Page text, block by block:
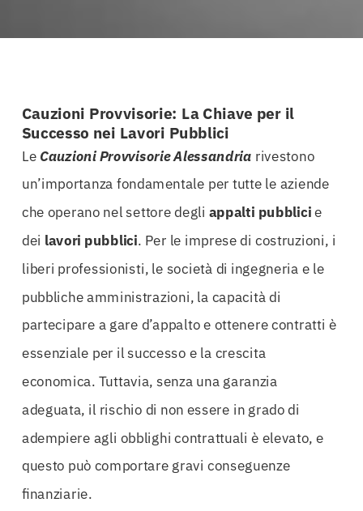
Cauzioni Provvisorie: La Chiave per il
Successo nei Lavori Pubblici
Le Cauzioni Provvisorie Alessandria rivestono
un’importanza fondamentale per tutte le aziende
che operano nel settore degli appalti pubblicie
dei lavori pubblici. Per le imprese di costruzioni, i
liberi professionisti, le società di ingegneria e le
pubbliche amministrazioni, la capacità di
partecipare a gare d’appalto e ottenere contratti è
essenziale per il successo e la crescita
economica. Tuttavia, senza una garanzia
adeguata, il rischio di non essere in grado di
adempiere agli obblighi contrattuali è elevato, e
questo può comportare gravi conseguenze
finanziarie.